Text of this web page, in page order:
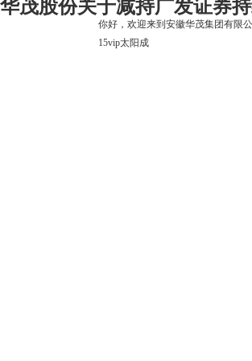
华茂股份关于减持广发证券
你好，欢迎来到安徽华茂集团有限
15vip太阳成